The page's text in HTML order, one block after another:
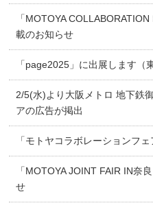
「MOTOYA
載のお知らせ
「page2025」に出展します（
2/5(水)より大阪メトロ 地下鉄
アの広告が掲出
「モトヤコラボレーションフ
「MOTOYA JOINT FAIR IN奈
せ